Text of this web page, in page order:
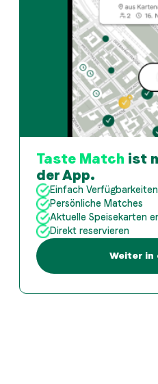
Taste Match ist
der App.
Einfach
Persönliche Matches
Aktuelle Speisekarten
Direkt reservieren
Weiter in